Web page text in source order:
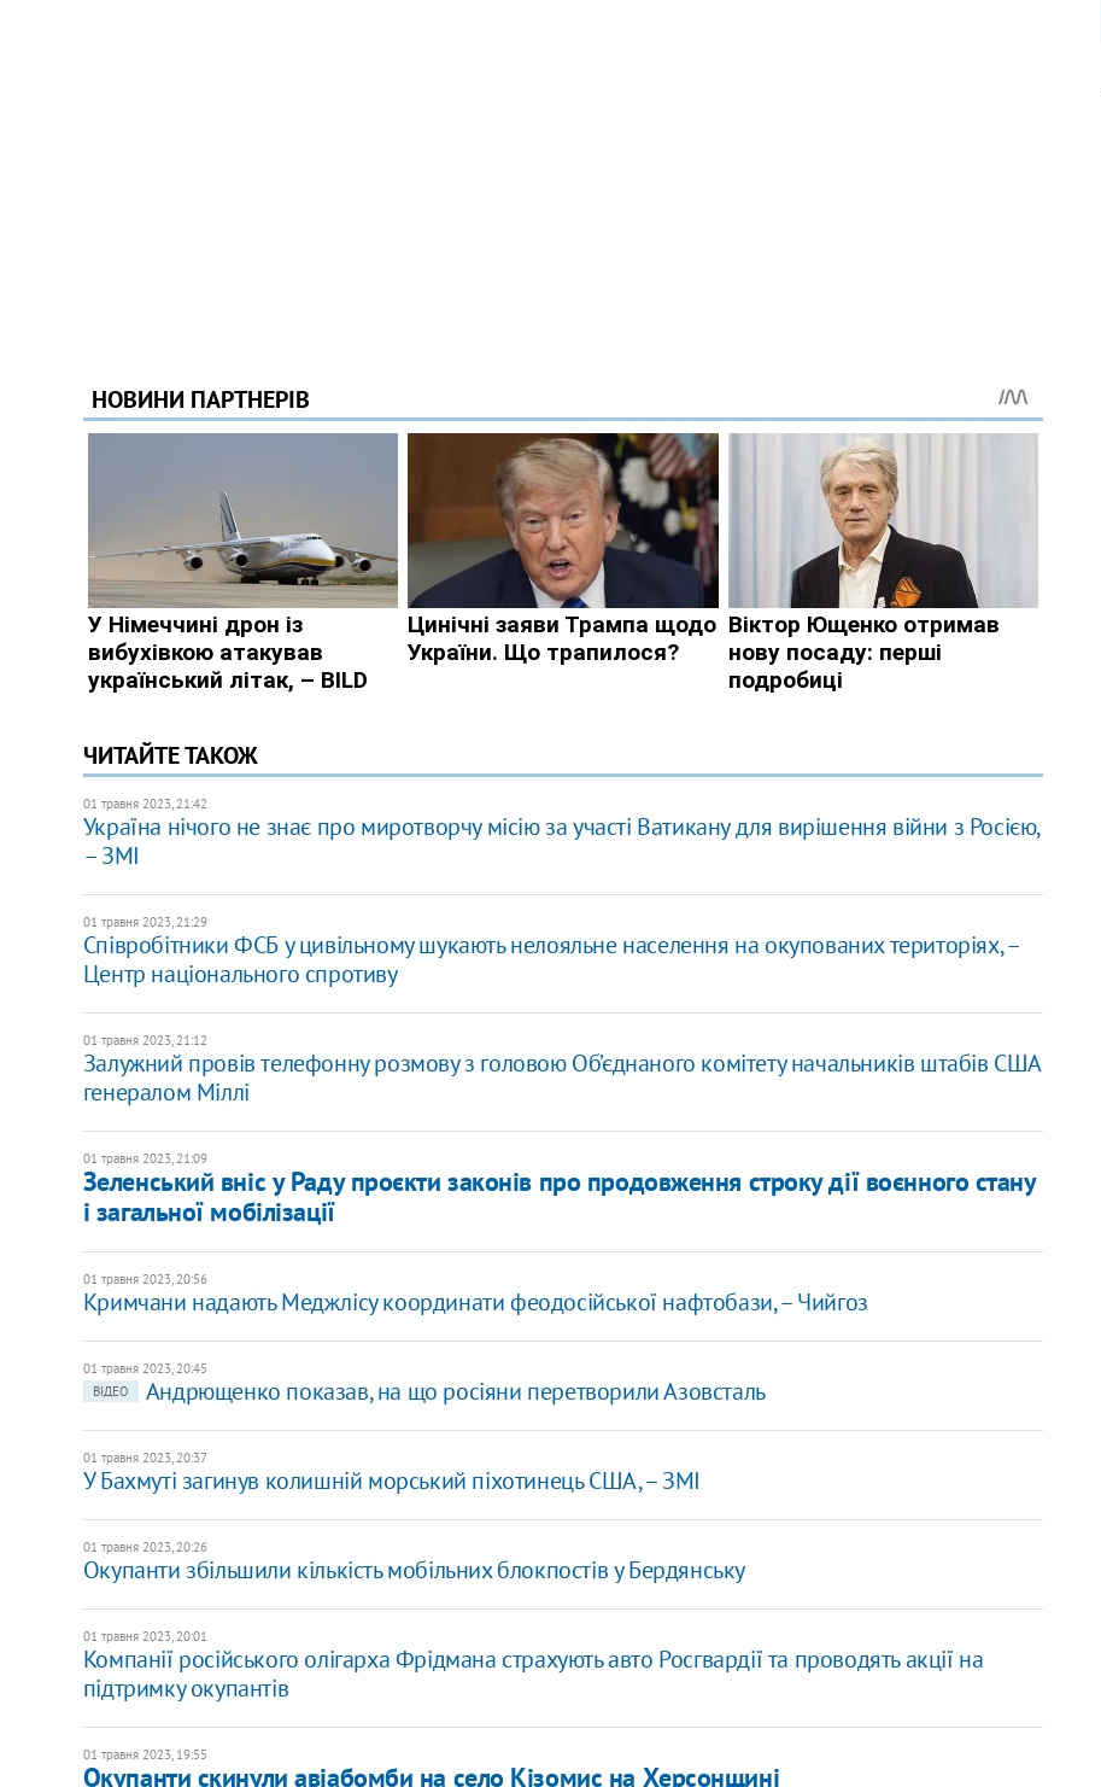
ЧИТАЙТЕ ТАКОЖ
01 травня 2023, 21:42
Україна нічого не знає про миротворчу місію за участі Ватикану для вирішення війни з Росією,
– ЗМІ
01 травня 2023, 21:29
Співробітники ФСБ у цивільному шукають нелояльне населення на окупованих територіях, –
Центр національного спротиву
01 травня 2023, 21:12
Залужний провів телефонну розмову з головою Об’єднаного комітету начальників штабів США
генералом Міллі
01 травня 2023, 21:09
Зеленський вніс у Раду проєкти законів про продовження строку дії воєнного стану
і загальної мобілізації
01 травня 2023, 20:56
Кримчани надають Меджлісу координати феодосійської нафтобази, – Чийгоз
01 травня 2023, 20:45
ВІДЕО
Андрющенко показав, на що росіяни перетворили Азовсталь
01 травня 2023, 20:37
У Бахмуті загинув колишній морський піхотинець США, – ЗМІ
01 травня 2023, 20:26
Окупанти збільшили кількість мобільних блокпостів у Бердянську
01 травня 2023, 20:01
Компанії російського олігарха Фрідмана страхують авто Росгвардії та проводять акції на
підтримку окупантів
01 травня 2023, 19:55
Окупанти скинули авіабомби на село Кізомис на Херсонщині